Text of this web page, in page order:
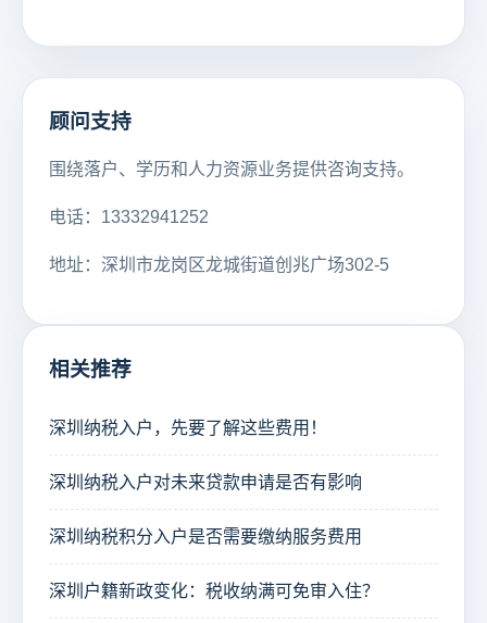
顾问支持
围绕落户、学历和人力资源业务提供咨询支持。
电话：13332941252
地址：深圳市龙岗区龙城街道创兆广场302-5
相关推荐
深圳纳税入户，先要了解这些费用！
深圳纳税入户对未来贷款申请是否有影响
深圳纳税积分入户是否需要缴纳服务费用
深圳户籍新政变化：税收纳满可免审入住？